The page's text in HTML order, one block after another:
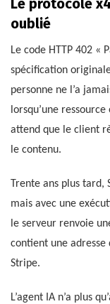
oublié
Le code HTTP 402 «
spécification
personne ne l’a
lorsqu’une
attend que le client
le contenu.
Trente ans plus tard,
mais avec une
le serveur renvoie
contient une
Stripe.
L’agent IA n’a plus